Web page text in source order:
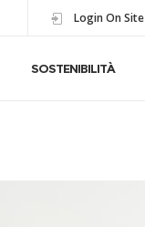
Login On Site
SOSTENIBILITÀ